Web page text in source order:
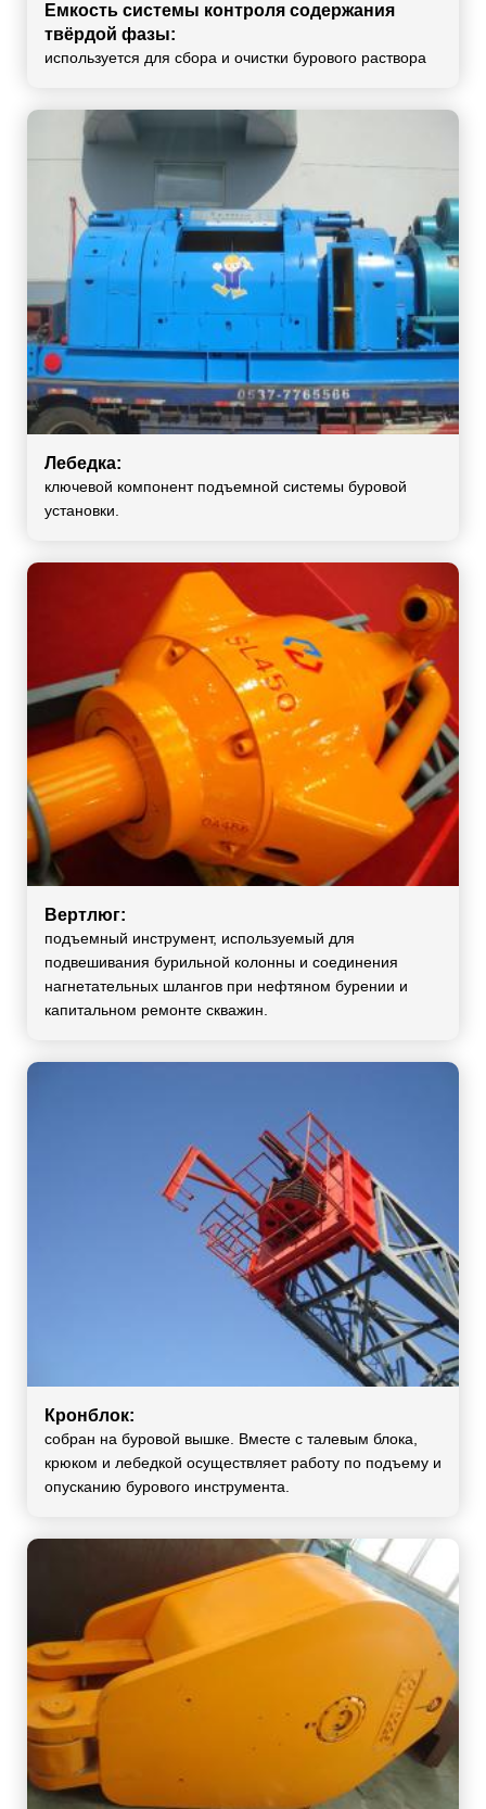
Емкость системы контроля содержания
твёрдой фазы:
используется для сбора и очистки бурового раствора
Лебедка:
ключевой компонент подъемной системы буровой
установки.
Вертлюг:
подъемный инструмент, используемый для
подвешивания бурильной колонны и соединения
нагнетательных шлангов при нефтяном бурении и
капитальном ремонте скважин.
Кронблок:
собран на буровой вышке. Вместе с талевым блока,
крюком и лебедкой осуществляет работу по подъему и
опусканию бурового инструмента.